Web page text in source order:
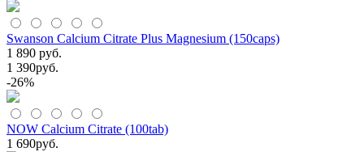
Swanson Calcium Citrate Plus Magnesium (150caps)
1 890 руб.
1 390руб.
-26%
NOW Calcium Citrate (100tab)
1 690руб.